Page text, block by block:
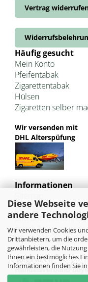
Diese Webseite
andere
Wir verwenden Cookies
Drittanbietern, um die
gewährleisten, die
Ihnen ein bestmögliches
Informationen finden Sie
Vertrag
Häufig gesucht
Mein Konto
Pfeifentabak
Zigarettentabak
Hülsen
Zigaretten selber
Wir versenden mit
DHL Alterspüfung
Informationen
Jugendschutz
Bild und
Tabak Pedia
Weiterleitung von
Mitglied im
Handelsverband